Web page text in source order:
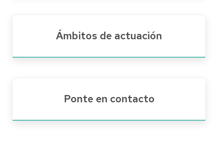
Ámbitos de actuación
Ponte en contacto